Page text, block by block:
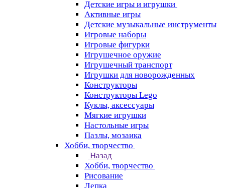
Детские игры и игрушки
Активные игры
Детские музыкальные инструменты
Игровые наборы
Игровые фигурки
Игрушечное оружие
Игрушечный транспорт
Игрушки для новорожденных
Конструкторы
Конструкторы Lego
Куклы, аксессуары
Мягкие игрушки
Настольные игры
Пазлы, мозаика
Хобби, творчество
Назад
Хобби, творчество
Рисование
Лепка